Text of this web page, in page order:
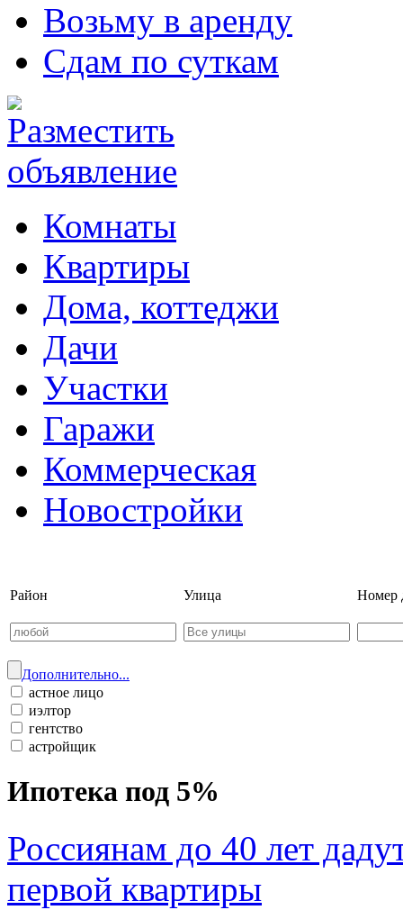
Возьму в аренду
Сдам по суткам
Комнаты
Квартиры
Дома, коттеджи
Дачи
Участки
Гаражи
Коммерческая
Новостройки
Район Улица Номер
Дополнительно...
астное лицо
иэлтор
гентство
астройщик
Ипотека под 5%
Россиянам до 40 лет
первой квартиры